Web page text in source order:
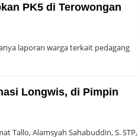
PK5 di Terowongan
laporan warga terkait pedagang
Longwis, di Pimpin
Tallo, Alamsyah Sahabuddin, S. STP,